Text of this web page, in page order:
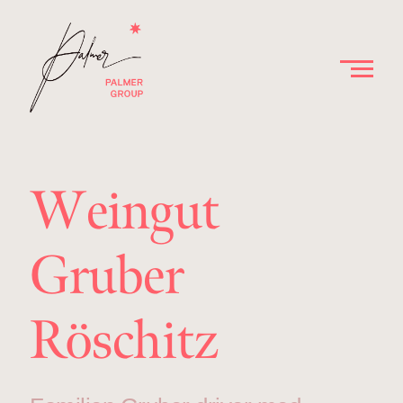
Weingut
Gruber
Röschitz